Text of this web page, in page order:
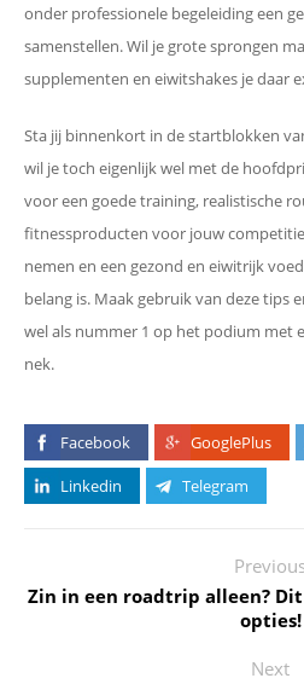
onder professionele begeleiding een
samenstellen. Wil je grote sprongen
supplementen en eiwitshakes je daar
Sta jij binnenkort in de startblokken
wil je toch eigenlijk wel met de
voor een goede training, realistische
fitnessproducten voor jouw
nemen en een gezond en eiwitrijk
belang is. Maak gebruik van deze tips
wel als nummer 1 op het podium met
nek.
Facebook GooglePlus
Linkedin
Telegram
Zin in een roadtrip alleen?
opties!
Next